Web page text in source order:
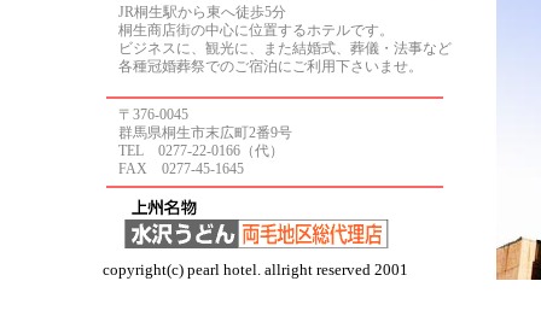
JR桐生駅から東へ徒歩5分
桐生商店街の中心に位置するホテルです。
ビジネスに、観光に、また結婚式、葬儀・法事など
各種冠婚葬祭でのご宿泊にご利用下さいませ。
〒376-0045
群馬県桐生市末広町2番9号
TEL 0277-22-0166（代）
FAX 0277-45-1645
copyright(c) pearl hotel. allright reserved 2001